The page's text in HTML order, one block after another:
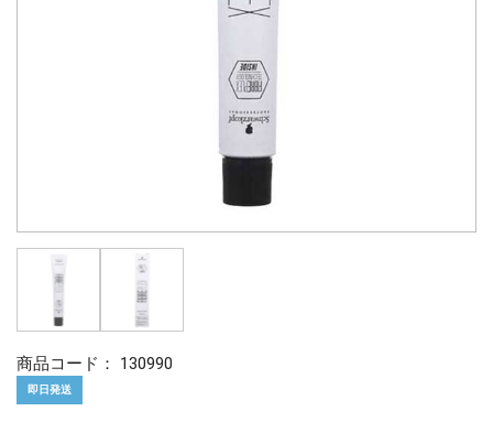
商品コード： 130990
即日発送